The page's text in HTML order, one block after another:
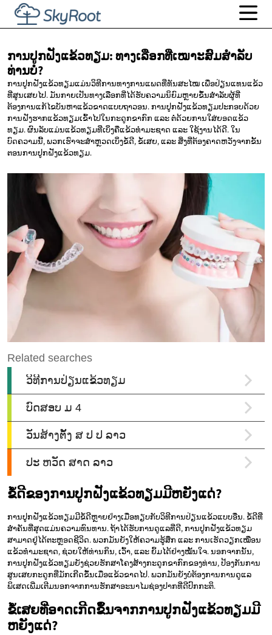
ການປູກຝັງແຂ້ວທຽມ:ທາງເລືອກທີ່ເໝາະສົມສຳລັບ
ທ່ານບໍ່?
ການປູກຝັງແຂ້ວທຽມແມ່ນວິທີການທາງການແພດທີ່ທັນສະໄໝ ເພື່ອປ່ຽນແທນແຂ້ວ
ທີ່ສູນເສຍໄປ. ມັນກາຍເປັນທາງເລືອກທີ່ໄດ້ຮັບຄວາມນິຍົມຫຼາຍຂຶ້ນສຳລັບຜູ້ທີ່
ຕ້ອງການແກ້ໄຂບັນຫາແຂ້ວຂາດແບບຖາວອນ. ການປູກຝັງແຂ້ວທຽມປະກອບດ້ວຍ
ການຝັງຮາກແຂ້ວທຽມເຂົ້າໄປໃນກະດູກຂາກົກ ແລະ ຕໍ່ດ້ວຍການໃສ່ຍອດແຂ້ວ
ທຽມ. ຜົນລັບແມ່ນແຂ້ວທຽມທີ່ເບິ່ງຄືແຂ້ວທຳມະຊາດ ແລະ ໃຊ້ງານໄດ້ດີ. ໃນ
ບົດຄວາມນີ້, ພວກເຮົາຈະສຳຫຼວດເບິ່ງຂໍ້ດີ, ຂໍ້ເສຍ, ແລະ ສິ່ງທີ່ຕ້ອງຄາດຫວັງຈາກຂັ້ນ
ຕອນການປູກຝັງແຂ້ວທຽມ.
ຂໍ້ດີຂອງການປູກຝັງແຂ້ວທຽມມີຫຍັງແດ່?
ການປູກຝັງແຂ້ວທຽມມີຂໍ້ດີຫຼາຍຢ່າງເມື່ອທຽບກັບວິທີການປ່ຽນແຂ້ວແບບອື່ນ. ຂໍ້ດີທີ່
ສຳຄັນທີ່ສຸດແມ່ນຄວາມທົນທານ. ຖ້າໄດ້ຮັບການດູແລທີ່ດີ, ການປູກຝັງແຂ້ວທຽມ
ສາມາດຢູ່ໄດ້ຕະຫຼອດຊີວິດ. ພວກມັນຍັງໃຫ້ຄວາມຮູ້ສຶກ ແລະ ການເຮັດວຽກເໝືອນ
ແຂ້ວທຳມະຊາດ, ຊ່ວຍໃຫ້ທ່ານກິນ, ເວົ້າ, ແລະ ຍິ້ມໄດ້ຢ່າງໝັ້ນໃຈ. ນອກຈາກນັ້ນ,
ການປູກຝັງແຂ້ວທຽມຍັງຊ່ວຍຮັກສາໂຄງສ້າງກະດູກຂາກົກຂອງທ່ານ, ປ້ອງກັນການ
ສູນເສຍກະດູກທີ່ມັກເກີດຂຶ້ນເມື່ອແຂ້ວຂາດໄປ. ພວກມັນຍັງບໍ່ຕ້ອງການການດູແລ
ພິເສດເພີ່ມເຕີມນອກຈາກການຮັກສາອະນາໄມຊ່ອງປາກທີ່ດີປົກກະຕິ.
ຂໍ້ເສຍທີ່ອາດເກີດຂຶ້ນຈາກການປູກຝັງແຂ້ວທຽມມີ
ຫຍັງແດ່?